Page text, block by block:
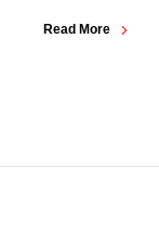
Read More